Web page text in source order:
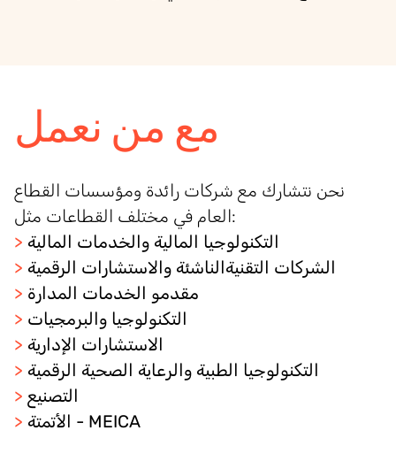
مع من نعمل
نحن نتشارك مع شركات رائدة ومؤسسات القطاع
العام في مختلف القطاعات مثل:
> التكنولوجيا المالية والخدمات المالية
>
الشركات التقنيةالناشئة والاستشارات الرقمية
> مقدمو الخدمات المدارة
> التكنولوجيا والبرمجيات
> الاستشارات الإدارية
> التكنولوجيا الطبية والرعاية الصحية الرقمية
> التصنيع
>
الأتمتة - MEICA